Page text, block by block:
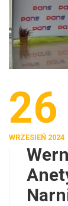
26
WRZESIEŃ 2024